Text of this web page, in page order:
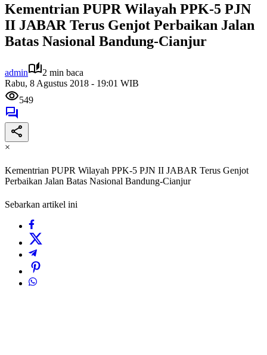
Kementrian PUPR Wilayah PPK-5 PJN
II JABAR Terus Genjot Perbaikan Jalan
Batas Nasional Bandung-Cianjur
admin
2 min baca
Rabu, 8 Agustus 2018 - 19:01 WIB
549
×
Kementrian PUPR Wilayah PPK-5 PJN II JABAR Terus Genjot
Perbaikan Jalan Batas Nasional Bandung-Cianjur
Sebarkan artikel ini